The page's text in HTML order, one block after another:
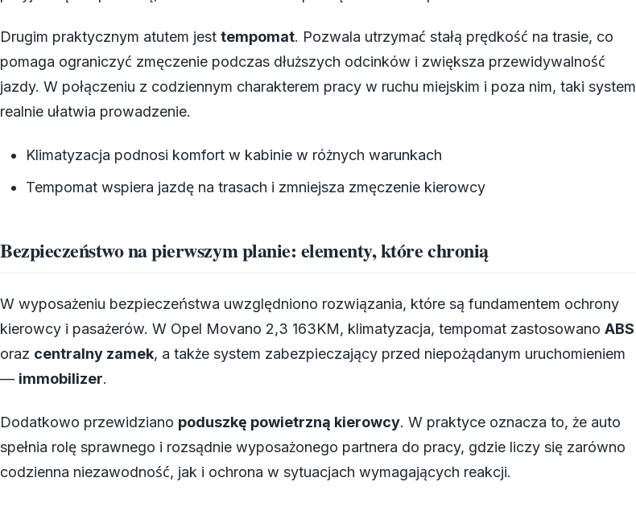
Drugim praktycznym atutem jest tempomat. Pozwala utrzymać stałą prędkość na trasie, co
pomaga ograniczyć zmęczenie podczas dłuższych odcinków i zwiększa przewidywalność
jazdy. W połączeniu z codziennym charakterem pracy w ruchu miejskim i poza nim, taki system
realnie ułatwia prowadzenie.
Klimatyzacja podnosi komfort w kabinie w różnych warunkach
Tempomat wspiera jazdę na trasach i zmniejsza zmęczenie kierowcy
Bezpieczeństwo na pierwszym planie: elementy, które chronią
W wyposażeniu bezpieczeństwa uwzględniono rozwiązania, które są fundamentem ochrony
kierowcy i pasażerów. W Opel Movano 2,3 163KM, klimatyzacja, tempomat zastosowano ABS
oraz centralny zamek, a także system zabezpieczający przed niepożądanym uruchomieniem
— immobilizer.
Dodatkowo przewidziano poduszkę powietrzną kierowcy. W praktyce oznacza to, że auto
spełnia rolę sprawnego i rozsądnie wyposażonego partnera do pracy, gdzie liczy się zarówno
codzienna niezawodność, jak i ochrona w sytuacjach wymagających reakcji.